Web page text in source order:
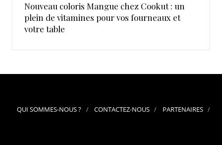
Nouveau coloris Mangue chez Cookut : un
plein de vitamines pour vos fourneaux et
votre table
QUI SOMMES-NOUS ? CONTACTEZ-NOUS PARTENAIRES